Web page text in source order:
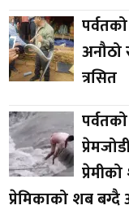
अनौठो
त्रसित
प्रेमिकाको शब